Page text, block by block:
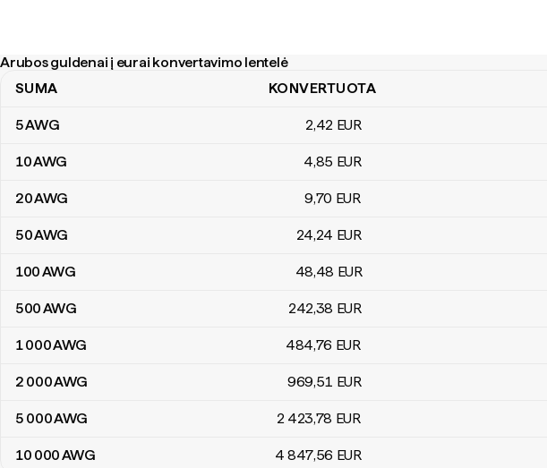
Arubos guldenai į eurai konvertavimo lentelė
Arubos guldenai į eurai konvertavimo lentelė
SUMA KONVERTUOTA
5AWG 2,42 EUR
10AWG 4,85 EUR
20AWG 9,70 EUR
50AWG 24,24 EUR
100AWG 48,48 EUR
500AWG 242,38 EUR
1 000AWG 484,76 EUR
2 000AWG 969,51 EUR
5 000AWG 2 423,78 EUR
10 000AWG 4 847,56 EUR